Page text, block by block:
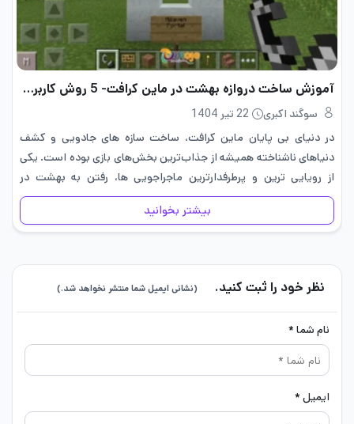
آموزش ساخت دروازه بهشت در ماین کرافت- 5 روش کاربردی
سوگند اکبری
22 تیر 1404
در دنیای بی پایان ماین کرافت، ساخت سازه های جادویی و کشف
دنیاهای ناشناخته همیشه از جذاب‌ترین بخش‌های بازی بوده است. یکی
از رویایی ترین و پرطرفدارترین ماجراجویی ها، رفتن به بهشت در
ماینکرافت است جایی متفاوت از دنیای جهنم،…
بیشتر بخوانید
نظر خود را ثبت کنید. (نشانی ایمیل شما منتشر نخواهد شد.)
نام شما *
ایمیل *